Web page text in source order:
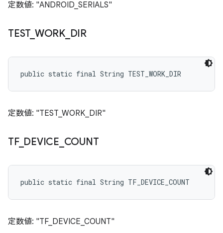
定数値: "ANDROID_SERIALS"
TEST_ WORK_ DIR
public static final String TEST_WORK_DIR
定数値: "TEST_WORK_DIR"
TF_ DEVICE COUNT
public static final String TF_DEVICE_COUNT
定数値: "TF_DEVICE_COUNT"